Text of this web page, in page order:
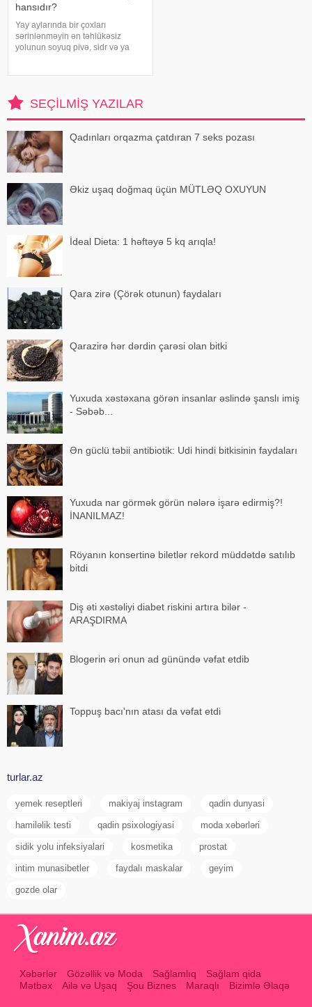
hansıdır?
Yay aylarında bir çoxları
sərinlənməyin ən təhlükəsiz
yolunun soyuq pivə, sidr və ya
zərərsiSEÇILMIŞ YAZILAR
Qadınları orqazma çatdıran 7 seks pozası
Əkiz uşaq doğmaq üçün MÜTLƏQ OXUYUN
İdeal Dieta: 1 həftəyə 5 kq arıqla!
Qara zirə (Çörək otunun) faydaları
Qarazirə hər dərdin çarəsi olan bitki
Yuxuda xəstəxana görən insanlar əslində şanslı imiş
- Səbəb...
Ən güclü təbii antibiotik: Udi hindi bitkisinin faydaları
Yuxuda nar görmək görün nələrə işarə edirmiş?!
İNANILMAZ!
Röyanın konsertinə biletlər rekord müddətdə satılıb
bitdi
Diş əti xəstəliyi diabet riskini artıra bilər -
ARAŞDIRMA
Blogerin əri onun ad günündə vəfat etdib
Toppuş bacı'nın atası da vəfat etdi
turlar.az
yemek reseptleri makiyaj instagram qadin dunyasi
hamiləlik testi qadin psixologiyasi moda xəbərləri
sidik yolu infeksiyalari kosmetika prostat
intim munasibetler faydalı maskalar geyim
gozde olar
Xəbərlər Gözəllik və Moda Sağlamlıq
Sağlam qida
Mətbəx
Ailə və Uşaq Şou Biznes Maraqlı Bizimlə Əlaqə